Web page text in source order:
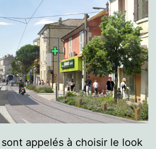
appelés à choisir le look